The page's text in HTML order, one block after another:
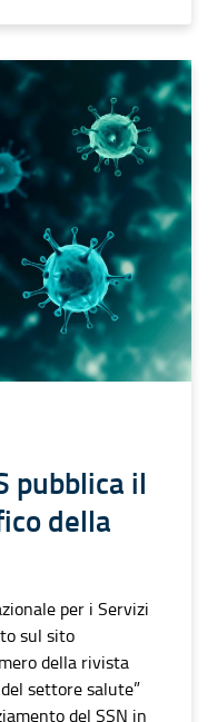
pubblica il
della
per i Servizi
sul sito
della rivista
settore salute”
del SSN in